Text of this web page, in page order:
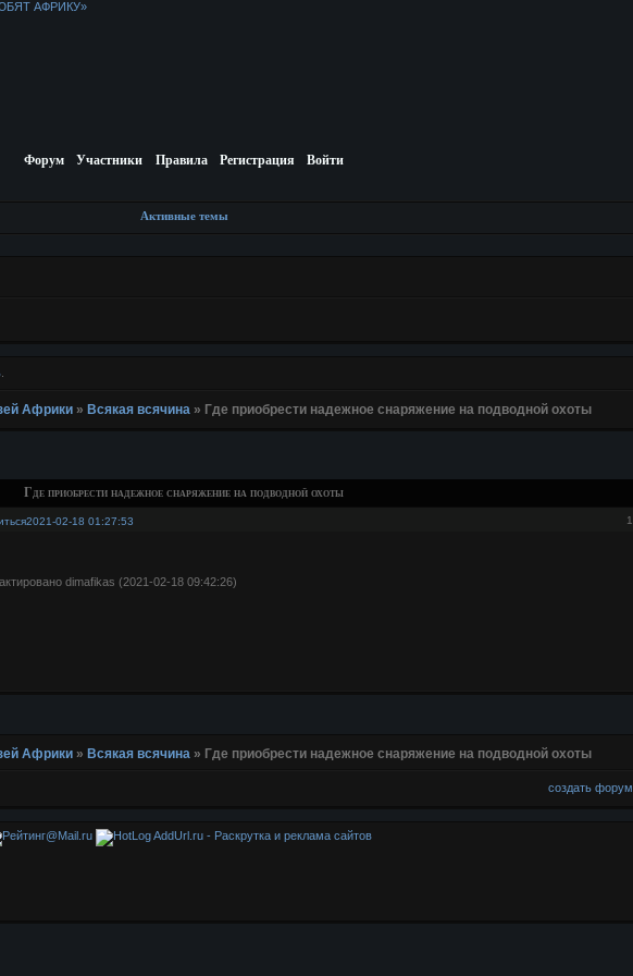
АФРИКУ»
Форум Участники Правила Регистрация Войти
Активные темы
Африки » Всякая всячина » Где приобрести надежное снаряжение на подводной охоты
Где приобрести надежное снаряжение на подводной охоты
1
2021-02-18 01:27:53
dimafikas (2021-02-18 09:42:26)
Африки » Всякая всячина » Где приобрести надежное снаряжение на подводной охоты
создать форум
AddUrl.ru - Раскрутка и реклама сайтов